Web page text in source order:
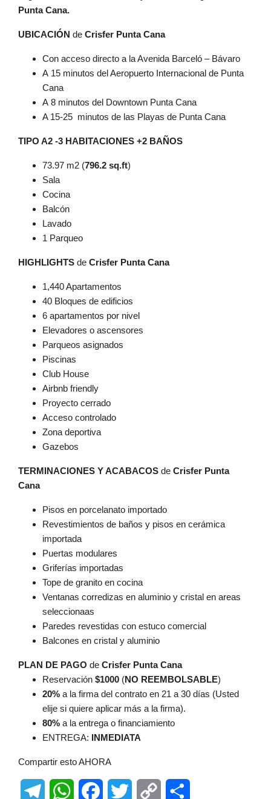
Punta Cana.
UBICACIÓN de Crisfer Punta Cana
Con acceso directo a la Avenida Barceló – Bávaro
A 15 minutos del Aeropuerto Internacional de Punta
Cana
A 8 minutos del Downtown Punta Cana
A 15-25 minutos de las Playas de Punta Cana
TIPO A2 -3 HABITACIONES +2 BAÑOS
73.97 m2 (796.2 sq.ft)
Sala
Cocina
Balcón
Lavado
1 Parqueo
HIGHLIGHTS de Crisfer Punta Cana
1,440 Apartamentos
40 Bloques de edificios
6 apartamentos por nivel
Elevadores o ascensores
Parqueos asignados
Piscinas
Club House
Airbnb friendly
Proyecto cerrado
Acceso controlado
Zona deportiva
Gazebos
TERMINACIONES Y ACABACOS de Crisfer Punta
Cana
Pisos en porcelanato importado
Revestimientos de baños y pisos en cerámica
importada
Puertas modulares
Griferías importadas
Tope de granito en cocina
Ventanas corredizas en aluminio y cristal en areas
seleccionaas
Paredes revestidas con estuco comercial
Balcones en cristal y aluminio
PLAN DE PAGO de Crisfer Punta Cana
Reservación $1000 (NO REEMBOLSABLE)
20% a la firma del contrato en 21 a 30 días (Usted
elije si quiere aplicar más a la firma).
80% a la entrega o financiamiento
ENTREGA: INMEDIATA
Compartir esto AHORA
TelegramWhatsAppFacebookTwitter Copy